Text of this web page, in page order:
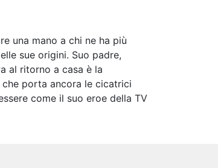
una mano a chi ne ha più
sue origini. Suo padre,
al ritorno a casa è la
porta ancora le cicatrici
come il suo eroe della TV